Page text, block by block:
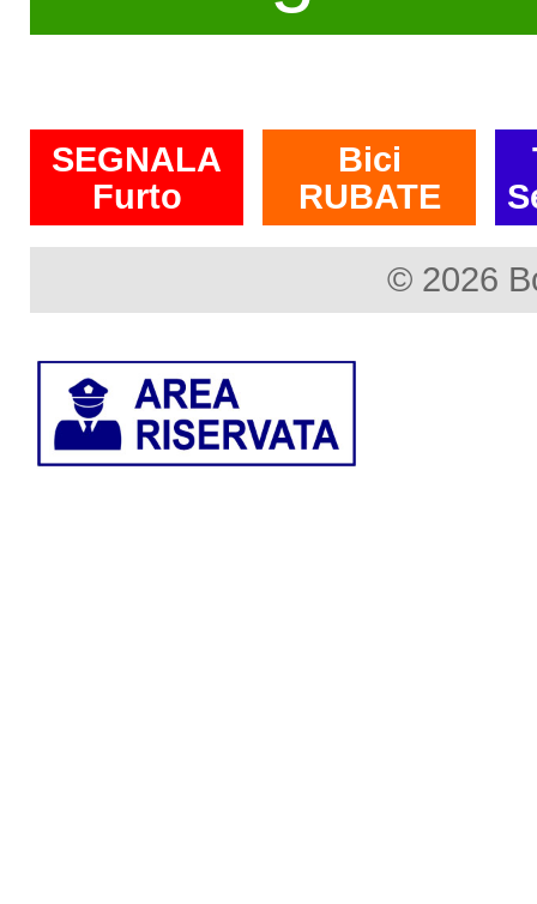
SEGNALA
Furto
Bici
RUBATE
© 2026